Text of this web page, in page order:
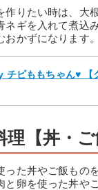
作りたい時は、大
ネギを入れて煮込
かずになります。
ビももちゃん♥️ 【
理【丼・
った丼やご飯もの
卵を使った丼や